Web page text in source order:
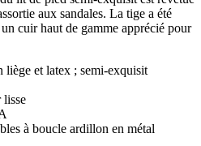
aux sandales. La tige a été
cuir haut de gamme apprécié pour
liège et latex ; semi-exquisit
lisse
à boucle ardillon en métal